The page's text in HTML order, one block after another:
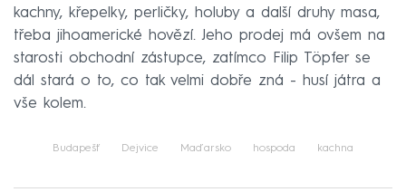
kachny, křepelky, perličky, holuby a další druhy masa,
třeba jihoamerické hovězí. Jeho prodej má ovšem na
starosti obchodní zástupce, zatímco Filip Töpfer se
dál stará o to, co tak velmi dobře zná - husí játra a
vše kolem.
Budapešť Dejvice Maďarsko hospoda kachna